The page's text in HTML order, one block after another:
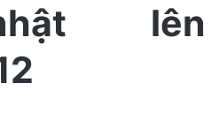
lên